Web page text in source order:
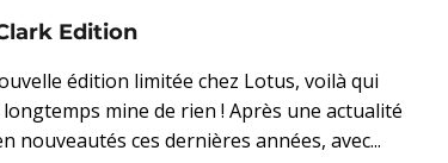
Edition
édition limitée chez Lotus, voilà qui
mine de rien ! Après une actualité
nouveautés ces dernières années, avec...